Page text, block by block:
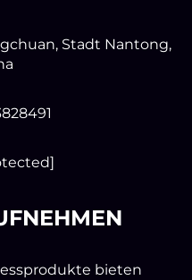
Stadt Nantong,
bieten